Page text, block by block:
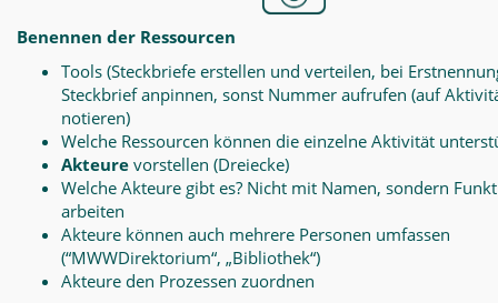
Benennen der Ressourcen
Tools (Steckbriefe erstellen und verteilen, bei
Steckbrief anpinnen, sonst Nummer aufrufen (auf
notieren)
Welche Ressourcen können die einzelne Aktivität
Akteure vorstellen (Dreiecke)
Welche Akteure gibt es? Nicht mit Namen, sondern
arbeiten
Akteure können auch mehrere Personen umfassen
(“MWWDirektorium“, „Bibliothek“)
Akteure den Prozessen zuordnen